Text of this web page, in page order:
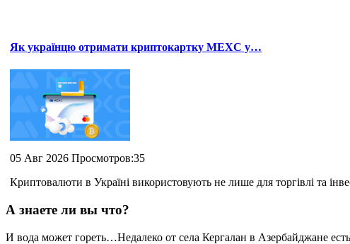
Як українцю отримати криптокартку MEXC у…
05 Авг 2026 Просмотров:35
Криптовалюти в Україні використовують не лише для торгівлі та
А знаете ли вы что?
И вода может гореть…Недалеко от села Кергалан в Азербайджане